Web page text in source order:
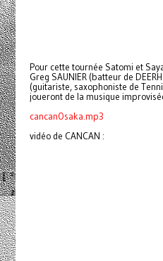
Pour cette tournée Satomi et
Greg SAUNIER (batteur de
(guitariste, saxophoniste de
joueront de la musique
cancanOsaka.mp3
vidéo de CANCAN :